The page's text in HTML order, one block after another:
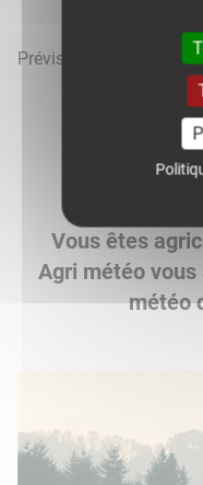
Prévisions météo
Voir la
Vous êtes
Agri météo
météo